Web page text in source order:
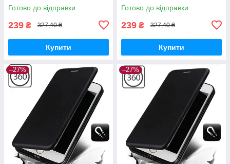
Готово до відправки
239 ₴ 327,40 ₴
Купити
Готово до відправки
239 ₴ 327,40 ₴
Купити
–27% –27%